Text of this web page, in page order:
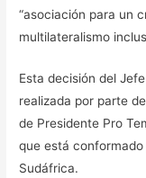
“asociación para un
multilateralismo
Esta decisión del
realizada por parte
de Presidente Pro
que está conformado
Sudáfrica.